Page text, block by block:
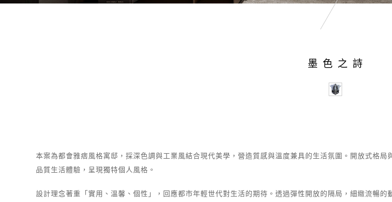
墨色之詩
本案為都會雅痞風格寓邸，採深色調與工業風結合現代美學，營造質感與溫度兼具的生活氛圍。開放式格
品質生活體驗，呈現獨特個人風格。
設計理念著重「實用、溫馨、個性」，回應都市年輕世代對生活的期待。透過彈性開放的隔局，細緻流暢